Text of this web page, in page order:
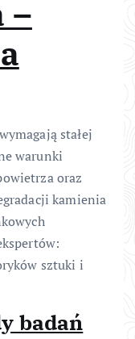
–
stałej
warunki
oraz
kamienia
sztuki i
badań